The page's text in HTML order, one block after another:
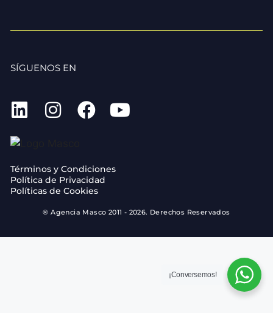
SÍGUENOS EN
Términos y Condiciones
Política de Privacidad
Políticas de Cookies
® Agencia Masco 2011 - 2026. Derechos Reservados
¡Conversemos!